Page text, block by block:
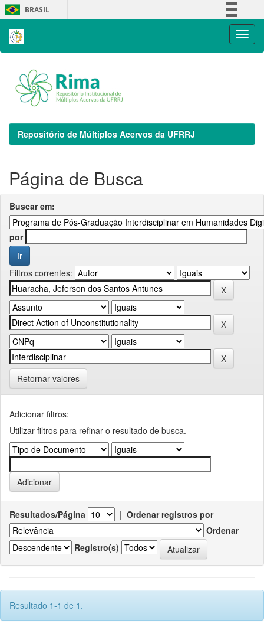
Skip
navigation
BRASIL
Repositório de Múltiplos Acervos da UFRRJ
Página de Busca
Buscar em:
por
Filtros correntes:
Retornar valores
Adicionar filtros:
Utilizar filtros para refinar o resultado de busca.
Resultados/Página | Ordenar registros por
Ordenar
Registro(s)
Resultado 1-1 de 1.